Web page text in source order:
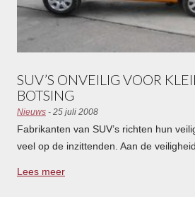
SUV’S ONVEILIG VOOR
BOTSING
Nieuws- 25 juli 2008
Fabrikanten van SUV’s richten hun
veel op de inzittenden. Aan de
veranderen volgens de ANWB en
Lees meer